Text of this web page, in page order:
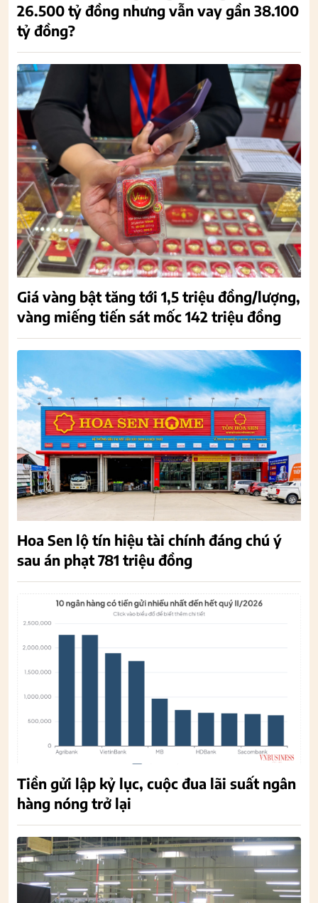
26.500 tỷ đồng nhưng vẫn vay gần 38.100
tỷ đồng?
Giá vàng bật tăng tới 1,5 triệu đồng/lượng,
vàng miếng tiến sát mốc 142 triệu đồng
Hoa Sen lộ tín hiệu tài chính đáng chú ý
sau án phạt 781 triệu đồng
Tiền gửi lập kỷ lục, cuộc đua lãi suất ngân
hàng nóng trở lại